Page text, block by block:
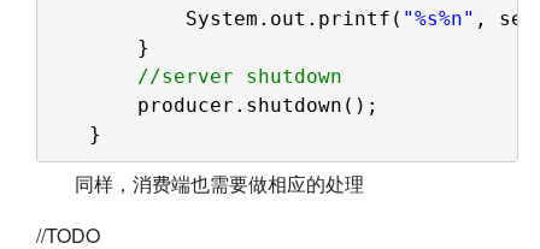
System.out.printf( "%s%n" ,
}
//server shutdown
producer.shutdown();
}
同样，消费端也需要做相应的处理
//TODO